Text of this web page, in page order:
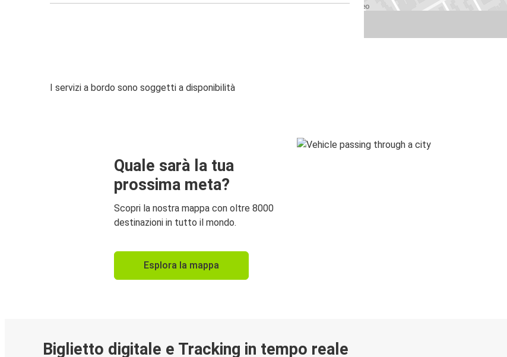
I servizi a bordo sono soggetti a disponibilità
Quale sarà la tua
prossima meta?
Scopri la nostra mappa con oltre 8000
destinazioni in tutto il mondo.
Esplora la mappa
Biglietto digitale e Tracking in tempo reale